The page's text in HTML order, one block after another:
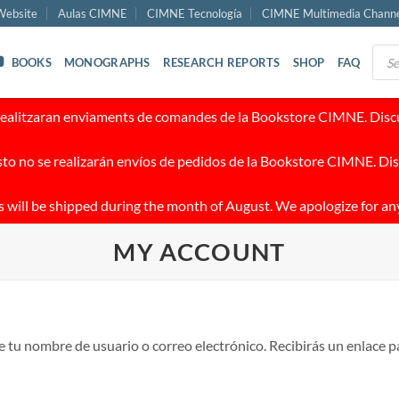
Aulas CIMNE CIMNE Tecnología CIMNE Multimedia
BOOKS MONOGRAPHS RESEARCH REPORTS SHOP FAQ
enviaments de comandes de la Bookstore CIMNE.
no se realizarán envíos de pedidos de la Bookstore CIMNE.
be shipped during the month of August. We apologize for
MY ACCOUNT
nombre de usuario o correo electrónico. Recibirás un enlace